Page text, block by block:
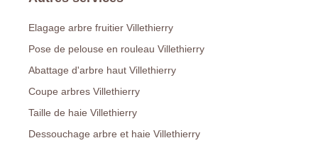
Elagage arbre fruitier Villethierry
Pose de pelouse en rouleau Villethierry
Abattage d'arbre haut Villethierry
Coupe arbres Villethierry
Taille de haie Villethierry
Dessouchage arbre et haie Villethierry